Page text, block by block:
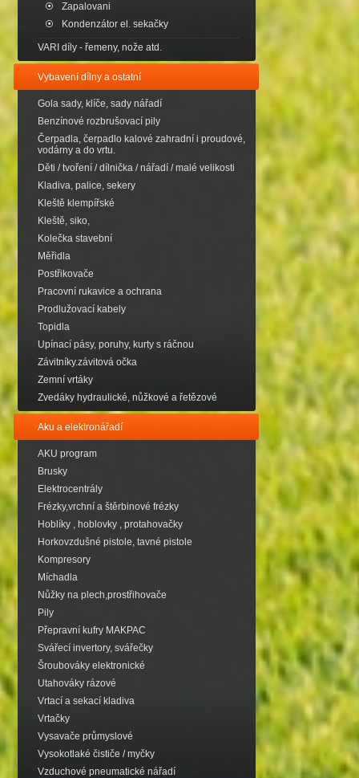
Zapalovani
Kondenzátor el. sekačky
VARI díly - řemeny, nože atd.
Vybavení dílny a ostatní
Gola sady, klíče, sady nářadí
Benzínové rozbrušovací pily
Čerpadla, čerpadlo kalové zahradní i proudové,
vodárny a do vrtu.
Děti / tvoření / dílnička / nářadí / malé velikosti
Kladiva, palice, sekery
Kleště klempířské
Kleště, siko,
Kolečka stavební
Měřidla
Postřikovače
Pracovní rukavice a ochrana
Prodlužovací kabely
Topidla
Upínací pásy, poruhy, kurty s ráčnou
Závitníky.závitová očka
Zemní vrtáky
Zvedáky hydraulické, nůžkové a řetězové
Aku a elektronářadí
AKU program
Brusky
Elektrocentrály
Frézky,vrchní a štěrbinové frézky
Hoblíky , hoblovky , protahovačky
Horkovzdušné pistole, tavné pistole
Kompresory
Míchadla
Nůžky na plech,prostřihovače
Pily
Přepravní kufry MAKPAC
Svářecí invertory, svářečky
Šroubováky elektronické
Utahováky rázové
Vrtací a sekací kladiva
Vrtačky
Vysavače průmyslové
Vysokotlaké čističe / myčky
Vzduchové pneumatické nářadí